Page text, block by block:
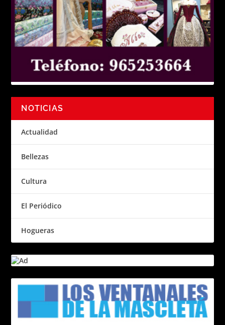
NOTICIAS
Actualidad
Bellezas
Cultura
El Periódico
Hogueras